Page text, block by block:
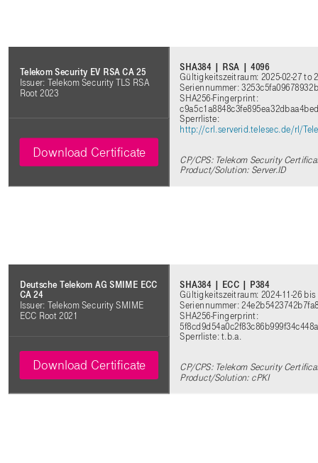
Telekom Security EV RSA CA 25
Issuer: Telekom Security TLS RSA
Root 2023
SHA384 | RSA | 4096
Gültigkeitszeitraum: 2025-02-27 to
Seriennummer:
SHA256-Fingerprint:
Sperrliste:
http://crl.serverid.telesec.de/rl/
CP/CPS: Telekom Security
Product/Solution: Server.ID
Download Certificate
Deutsche Telekom AG SMIME ECC
CA 24
Issuer: Telekom Security SMIME
ECC Root 2021
SHA384 | ECC | P384
Gültigkeitszeitraum: 2024-11-26 bis
Seriennummer:
SHA256-Fingerprint:
Sperrliste: t.b.a.
CP/CPS: Telekom Security
Product/Solution: cPKI
Download Certificate